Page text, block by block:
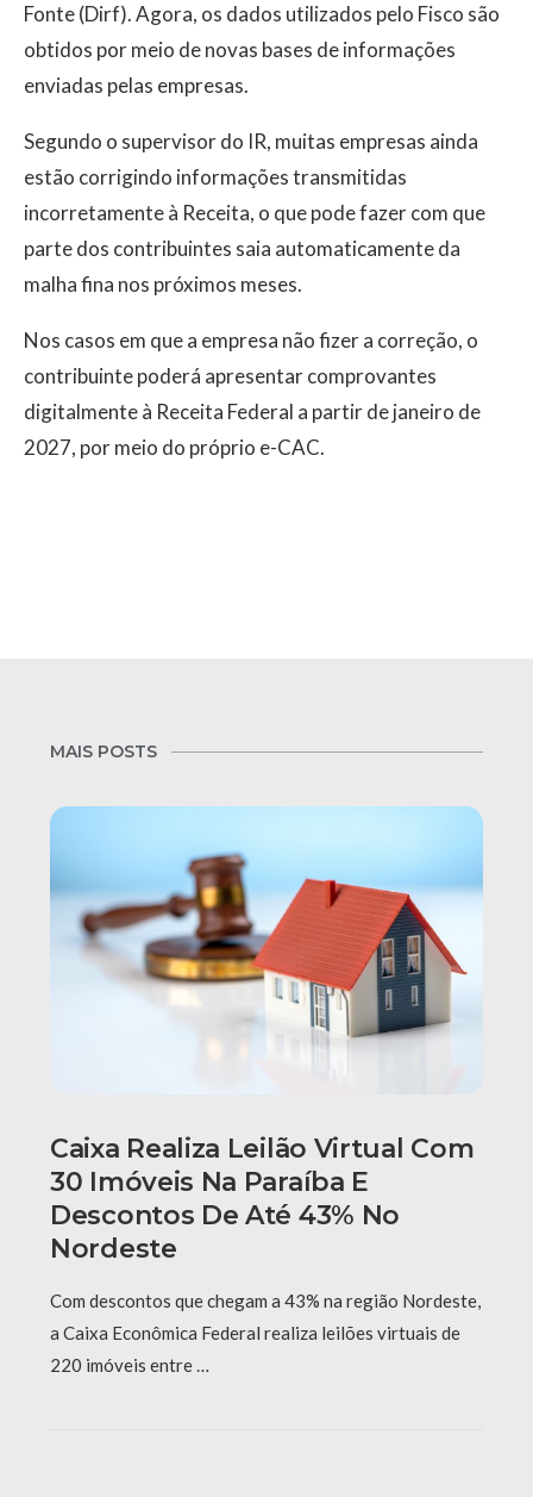
Fonte (Dirf). Agora, os dados utilizados pelo Fisco são
obtidos por meio de novas bases de informações
enviadas pelas empresas.
Segundo o supervisor do IR, muitas empresas ainda
estão corrigindo informações transmitidas
incorretamente à Receita, o que pode fazer com que
parte dos contribuintes saia automaticamente da
malha fina nos próximos meses.
Nos casos em que a empresa não fizer a correção, o
contribuinte poderá apresentar comprovantes
digitalmente à Receita Federal a partir de janeiro de
2027, por meio do próprio e-CAC.
MAIS POSTS
Caixa Realiza Leilão Virtual Com
30 Imóveis Na Paraíba E
Descontos De Até 43% No
Nordeste
Com descontos que chegam a 43% na região Nordeste,
a Caixa Econômica Federal realiza leilões virtuais de
220 imóveis entre …